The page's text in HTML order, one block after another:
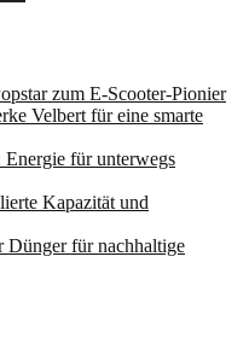
zum E-Scooter-Pionier
Velbert für eine smarte
für unterwegs
Kapazität und
Dünger für nachhaltige